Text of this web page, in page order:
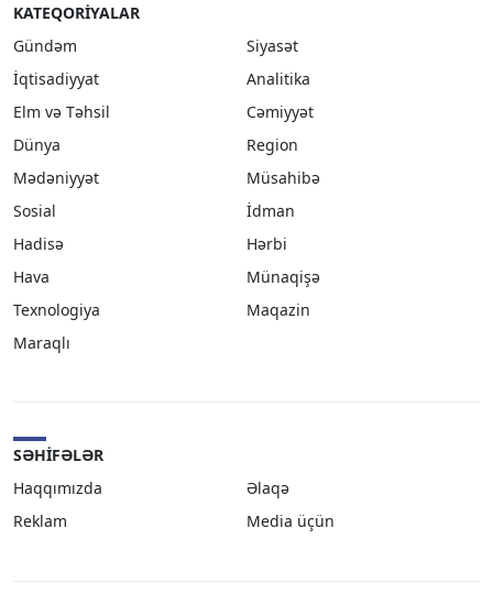
KATEQORIYALAR
Gündəm
Siyasət
İqtisadiyyat
Analitika
Elm və Təhsil
Cəmiyyət
Dünya
Region
Mədəniyyət
Müsahibə
Sosial
İdman
Hadisə
Hərbi
Hava
Münaqişə
Texnologiya
Maqazin
Maraqlı
SƏHIFƏLƏR
Haqqımızda
Əlaqə
Reklam
Media üçün